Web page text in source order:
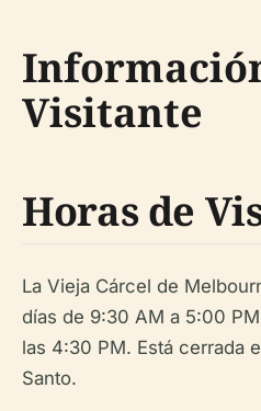
Visitante
Horas de
La Vieja Cárcel de
días de 9:30 AM a 5:00
las 4:30 PM. Está cerrada
Santo.